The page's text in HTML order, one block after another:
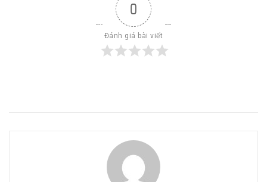
0
Đánh giá bài viết